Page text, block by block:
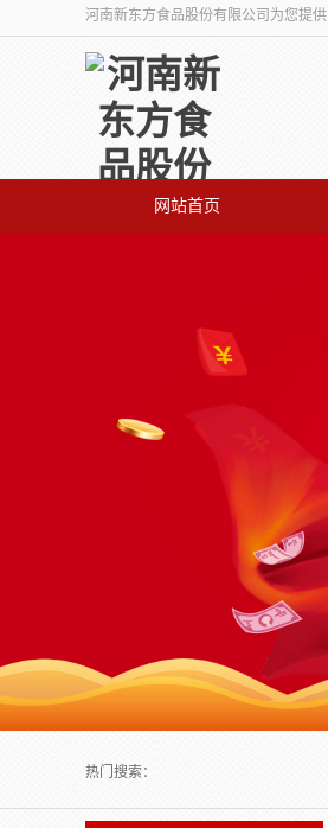
河南新东方食品股份有限公司为您提供
网站首页
热门搜索：